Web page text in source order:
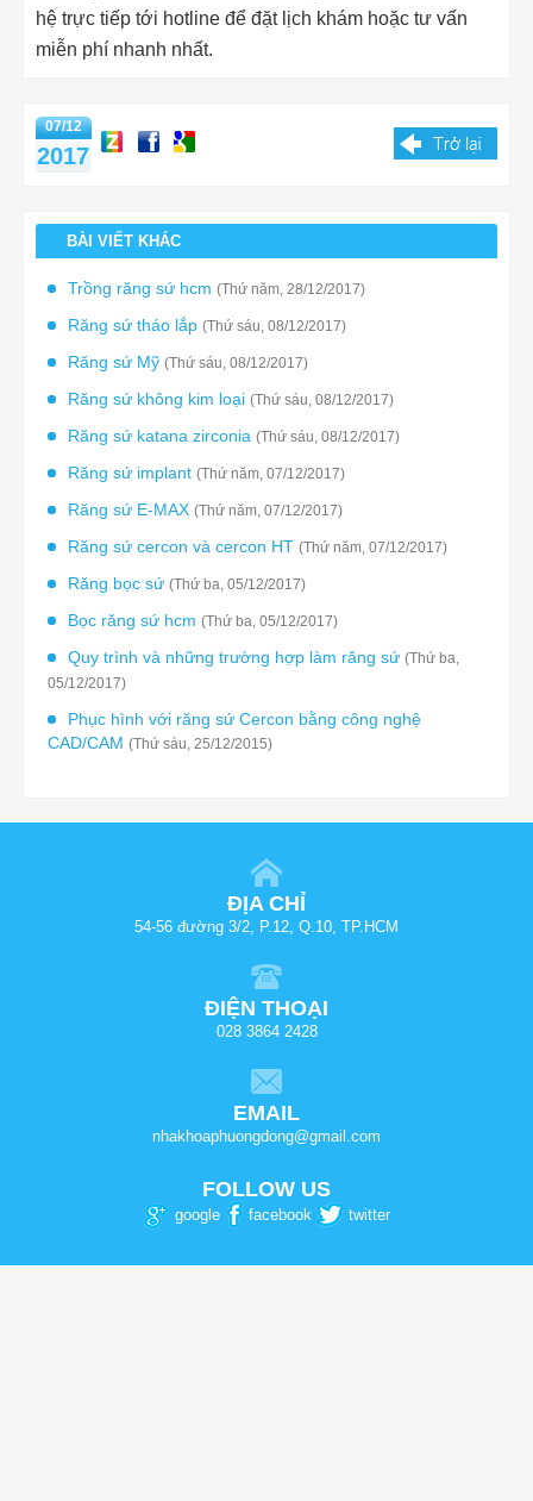
hệ trực tiếp tới hotline để đặt lịch khám hoặc tư vấn
miễn phí nhanh nhất.
07/12
2017
BÀI VIẾT KHÁC
Trồng răng sứ hcm (Thứ năm, 28/12/2017)
Răng sứ tháo lắp (Thứ sáu, 08/12/2017)
Răng sứ Mỹ (Thứ sáu, 08/12/2017)
Răng sứ không kim loại (Thứ sáu, 08/12/2017)
Răng sứ katana zirconia (Thứ sáu, 08/12/2017)
Răng sứ implant (Thứ năm, 07/12/2017)
Răng sứ E-MAX (Thứ năm, 07/12/2017)
Răng sứ cercon và cercon HT (Thứ năm, 07/12/2017)
Răng bọc sứ (Thứ ba, 05/12/2017)
Bọc răng sứ hcm (Thứ ba, 05/12/2017)
Quy trình và những trường hợp làm răng sứ (Thứ ba,
05/12/2017)
Phục hình với răng sứ Cercon bằng công nghệ
CAD/CAM (Thứ sáu, 25/12/2015)
ĐỊA CHỈ
54-56 đường 3/2, P.12, Q.10, TP.HCM
ĐIỆN THOẠI
028 3864 2428
EMAIL
nhakhoaphuongdong@gmail.com
FOLLOW US
google facebook twitter